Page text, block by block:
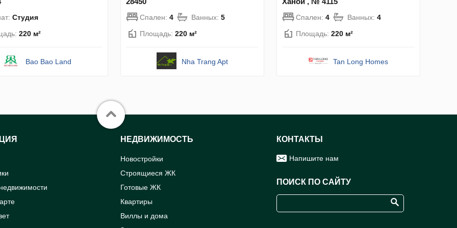
Студия
220 м²
Bao Bao Land
Спален: 4 Ванных: 5
Площадь: 220 м²
Nha Trang Apt
Спален: 4 Ванных: 4
Площадь: 220 м²
Tan Long Homes
НЕДВИЖИМОСТЬ
Новостройки
Строящиеся ЖК
Готовые ЖК
Квартиры
Виллы и дома
КОНТАКТЫ
Напишите нам
ПОИСК ПО САЙТУ